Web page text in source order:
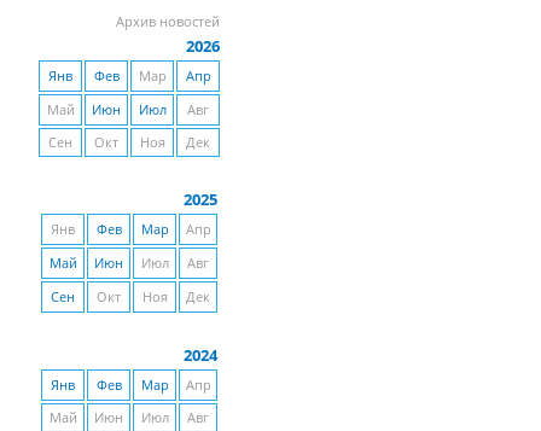
Архив новостей
2026
Янв Фев Мар
Апр
Май
Июн Июл
Авг
Сен
Окт Ноя Дек
2025
Янв Фев Мар
Апр
Май
Июн Июл
Авг
Сен
Окт Ноя Дек
2024
Янв Фев Мар
Апр
Май
Июн Июл
Авг